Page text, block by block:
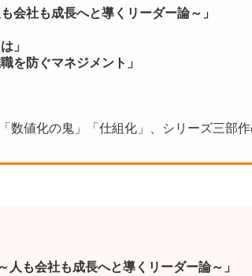
会社も成長へと導くリーダー論～」
」
を防ぐマネジメント」
数値化の鬼」「仕組化」、シリーズ三部
人も会社も成長へと導くリーダー論～」